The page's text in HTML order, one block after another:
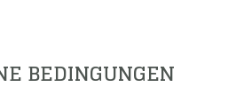
BEDINGUNGEN